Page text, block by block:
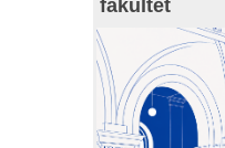
fakultet